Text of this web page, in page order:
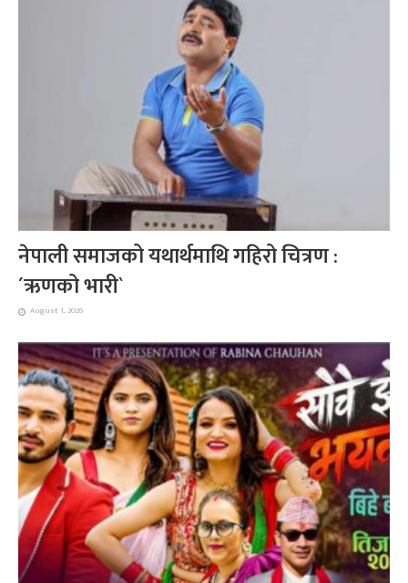
नेपाली समाजको यथार्थमाथि गहिरो चित्रण :
´ऋणको भारी`
August 1, 2026